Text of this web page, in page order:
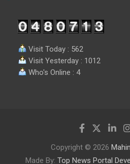
Visit Today : 562
Visit Yesterday : 1012
Who's Online : 4
Copyright © 2026
Made By: Top News Portal